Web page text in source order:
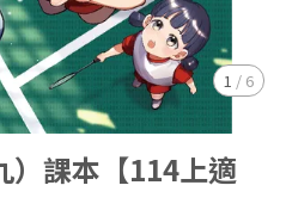
1 / 6
）課本【114上適